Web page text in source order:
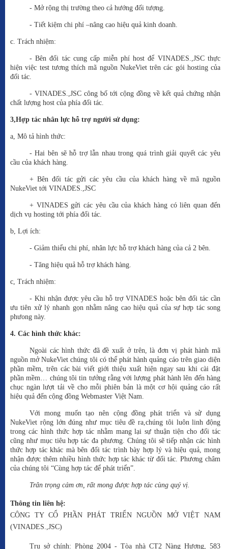
- Mở rộng thị trường theo cả hướng đối tượng.
- Tiết kiệm chi phí –nâng cao hiệu quả kinh doanh.
c. Trách nhiệm:
- Bên đối tác cung cấp miễn phí host để VINADES.,JSC thực
hiện việc test tương thích mã nguồn NukeViet trên các gói hosting của
đối tác.
- VINADES.,JSC công bố tới cộng đồng về kết quả chứng nhận
chất lượng host của phía đối tác.
3,Hợp tác nhân lực hỗ trợ người sử dụng:
a, Mô tả hình thức:
- Hai bên sẽ hỗ trợ lẫn nhau trong quá trình giải quyết các yêu
cầu của khách hàng.
+ Bên đối tác gửi các yêu cầu của khách hàng về mã nguồn
NukeViet tới VINADES.,JSC
+ VINADES gửi các yêu cầu của khách hàng có liên quan đến
dịch vụ hosting tới phía đối tác.
b, Lợi ích:
- Giảm thiểu chi phí, nhân lực hỗ trợ khách hàng của cả 2 bên.
- Tăng hiệu quả hỗ trợ khách hàng.
c, Trách nhiệm:
- Khi nhận được yêu cầu hỗ trợ VINADES hoặc bên đối tác cần
ưu tiên xử lý nhanh gọn nhằm nâng cao hiệu quả của sự hợp tác song
phưong này.
4. Các hình thức khác:
Ngoài các hình thức đã đề xuất ở trên, là đơn vị phát hành mã
nguồn mở NukeViet chúng tôi có thể phát hành quảng cáo trên giao diện
phần mềm, trên các bài viết giới thiệu xuất hiện ngay sau khi cài đặt
phần mềm… chúng tôi tin tưởng rằng với lượng phát hành lên đến hàng
chục ngàn lượt tải về cho mỗi phiên bản là một cơ hội quảng cáo rất
hiệu quả đến cộng đồng Webmaster Việt Nam.
Với mong muốn tạo nên cộng đồng phát triển và sử dụng
NukeViet rộng lớn đúng như mục tiêu đề ra,chúng tôi luôn linh động
trong các hình thức hợp tác nhằm mang lại sự thuận tiện cho đối tác
cũng như mục tiêu hợp tác đa phương. Chúng tôi sẽ tiếp nhận các hình
thức hợp tác khác mà bên đối tác trình bày hợp lý và hiệu quả, mong
nhận được thêm nhiều hình thức hợp tác khác từ đối tác. Phương châm
của chúng tôi “Cùng hợp tác để phát triển”.
Trân trọng cảm ơn, rất mong được hợp tác cùng quý vị.
Thông tin liên hệ:
CÔNG TY CỔ PHẦN PHÁT TRIỂN NGUỒN MỞ VIỆT NAM
(VINADES.,JSC)
Trụ sở chính: Phòng 2004 - Tòa nhà CT2 Nàng Hương, 583